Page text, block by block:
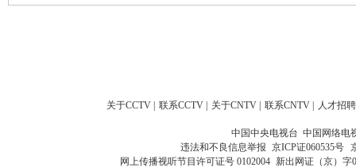
关于CCTV 联系CCTV 关于CNTV 联系CNTV 人才招聘
中国中央电视台 中国网络电
违法和不良信息举报 京ICP证060535号
网上传播视听节目许可证号 0102004 新出网证（京）